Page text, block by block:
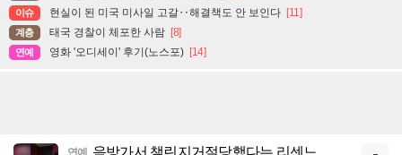
이슈 현실이 된 미국 미사일 고갈‥해결책도 안 보인다 [11]
계층 태국 경찰이 체포한 사람 [8]
연예 영화 '오디세이' 후기(노스포) [14]
연예 음방가서 챌린지거절당했다는 리센느